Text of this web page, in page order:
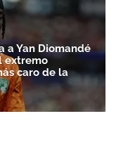
a Yan Diomandé
extremo
caro de la